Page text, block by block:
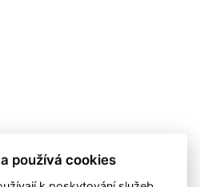
používá cookies